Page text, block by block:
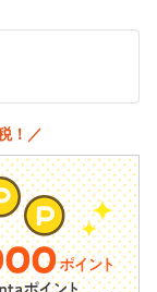
！／